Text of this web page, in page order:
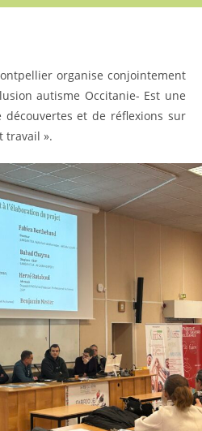
organise conjointement
autisme Occitanie- Est une
et de réflexions sur
travail ».